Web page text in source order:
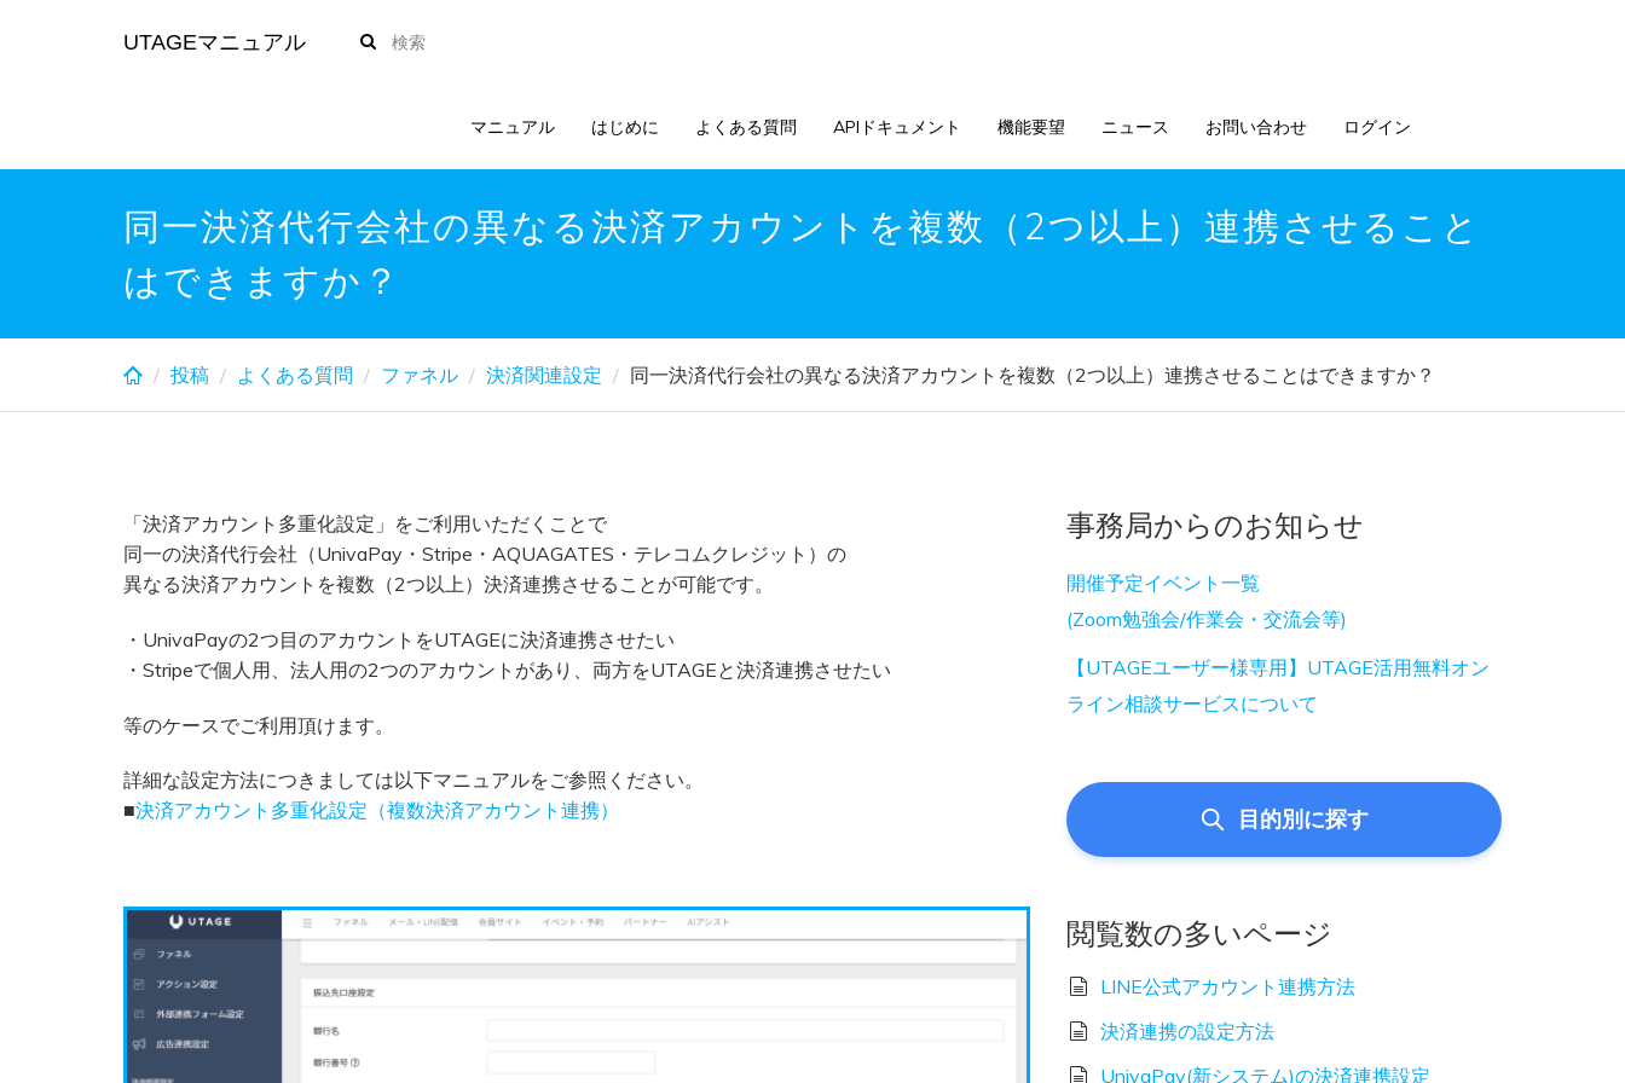
UTAGEマニュアル
マニュアル はじめに よくある質問 APIドキュメント 機能要望 ニュース お問い合わせ ログイン
同一決済代行会社の異なる決済アカウントを複数（2つ以上）連携させること
はできますか？
投稿 よくある質問 ファネル 決済関連設定 同一決済代行会社の異なる決済アカウントを複数（2つ以上）連携させることはできますか？
「決済アカウント多重化設定」をご利用いただくことで
同一の決済代行会社（UnivaPay・Stripe・AQUAGATES・テレコムクレジット）の
異なる決済アカウントを複数（2つ以上）決済連携させることが可能です。
・UnivaPayの2つ目のアカウントをUTAGEに決済連携させたい
・Stripeで個人用、法人用の2つのアカウントがあり、両方をUTAGEと決済連携させたい
等のケースでご利用頂けます。
詳細な設定方法につきましては以下マニュアルをご参照ください。
■決済アカウント多重化設定（複数決済アカウント連携）
事務局からのお知らせ
開催予定イベント一覧
(Zoom勉強会/作業会・交流会等)
【UTAGEユーザー様専用】UTAGE活用無料オン
ライン相談サービスについて
目的別に探す
閲覧数の多いページ
LINE公式アカウント連携方法
決済連携の設定方法
UnivaPay(新システム)の決済連携設定